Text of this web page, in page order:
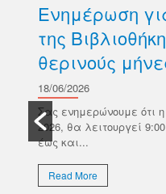
Ενημέρωση
της
θερινούς
18/06/2026
Σας ενημερώνουμε ότι η
2026, θα λειτουργεί
έως και...
Read More